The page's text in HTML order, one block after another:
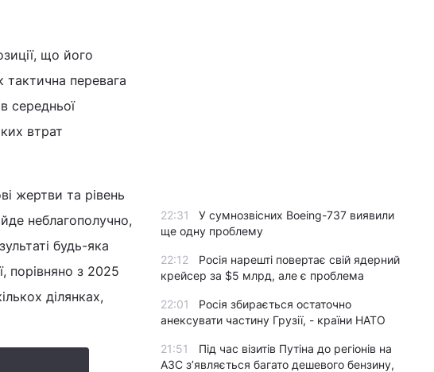
що його
тактична перевага
середньої
втрат
жертви та рівень
неблагополучно,
будь-яка
порівняно з 2025
ділянках,
22:31
У сумнозвісних Boeing-737 виявили
ще одну проблему
22:12
Росія нарешті повертає свій ядерний
крейсер за $5 млрд, але є проблема
22:01
Росія збирається остаточно
анексувати частину Грузії, - країни НАТО
21:51
Під час візитів Путіна до регіонів на
АЗС з’являється багато дешевого бензину,